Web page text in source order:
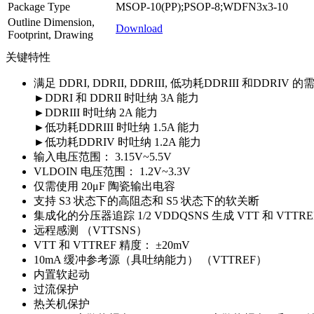
Package Type
MSOP-10(PP);PSOP-8;WDFN3x3-10
Outline Dimension,
Footprint, Drawing
Download
关键特性
满足 DDRI, DDRII, DDRIII, 低功耗DDRIII 和DDRIV 的
►DDRI 和 DDRII 时吐纳 3A 能力
►DDRIII 时吐纳 2A 能力
►低功耗DDRIII 时吐纳 1.5A 能力
►低功耗DDRIV 时吐纳 1.2A 能力
输入电压范围： 3.15V~5.5V
VLDOIN 电压范围： 1.2V~3.3V
仅需使用 20μF 陶瓷输出电容
支持 S3 状态下的高阻态和 S5 状态下的软关断
集成化的分压器追踪 1/2 VDDQSNS 生成 VTT 和
远程感测 （VTTSNS）
VTT 和 VTTREF 精度： ±20mV
10mA 缓冲参考源（具吐纳能力） （VTTREF）
内置软起动
过流保护
热关机保护